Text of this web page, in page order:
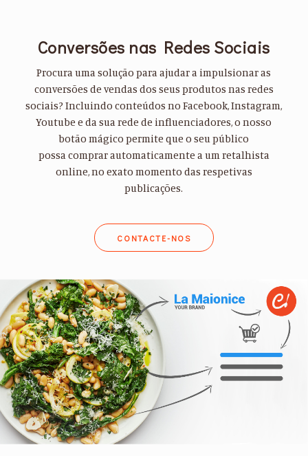
Conversões nas Redes Sociais
Procura uma solução para ajudar a impulsionar as
conversões de vendas dos seus produtos nas redes
sociais? Incluindo conteúdos no Facebook, Instagram,
Youtube e da sua rede de influenciadores, o nosso
botão mágico permite que o seu público
possa comprar automaticamente a um retalhista
online, no exato momento das respetivas
publicações.
CONTACTE-NOS